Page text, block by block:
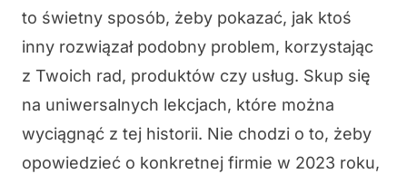
to świetny sposób, żeby pokazać, jak ktoś
inny rozwiązał podobny problem, korzystając
z Twoich rad, produktów czy usług. Skup się
na uniwersalnych lekcjach, które można
wyciągnąć z tej historii. Nie chodzi o to, żeby
opowiedzieć o konkretnej firmie w 2023 roku,